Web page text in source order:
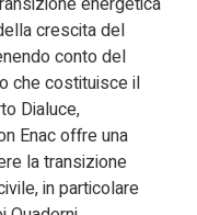
crescita del
conto del
che costituisce il
Dialuce,
Enac offre una
la transizione
in particolare